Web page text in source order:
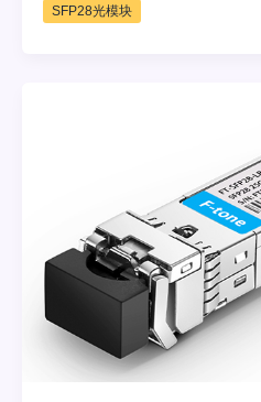
SFP28光模块